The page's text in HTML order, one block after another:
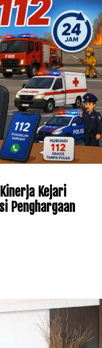
Kejari
Penghargaan